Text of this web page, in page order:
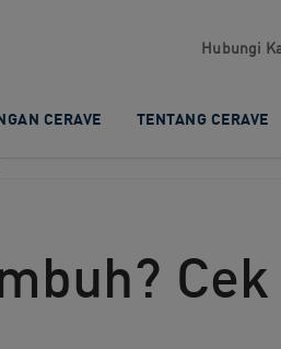
Hubungi
CERAVE​ TENTANG CERAVE